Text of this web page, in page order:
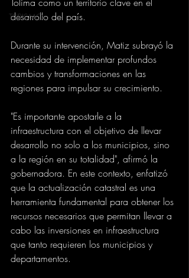
TURISMO
desarrollo del país.
Durante su intervención, Matiz subrayó la
necesidad de implementar profundos
cambios y transformaciones en las
regiones para impulsar su crecimiento.
"Es importante apostarle a la
infraestructura con el objetivo de llevar
desarrollo no solo a los municipios, sino
a la región en su totalidad", afirmó la
gobernadora. En este contexto, enfatizó
que la actualización catastral es una
herramienta fundamental para obtener los
recursos necesarios que permitan llevar a
cabo las inversiones en infraestructura
que tanto requieren los municipios y
departamentos.